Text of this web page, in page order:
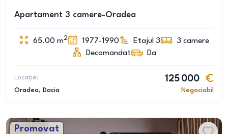
Apartament 3 camere-Oradea
65.00 m2 1977-1990 Etajul 3 3 camere
Decomandat
Da
Locație:
Oradea, Dacia
125 000
Negociabil
Promovat